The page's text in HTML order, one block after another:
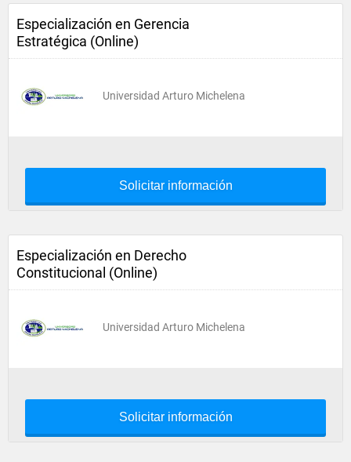
Especialización en Gerencia
Estratégica (Online)
Universidad Arturo Michelena
Solicitar información
Especialización en Derecho
Constitucional (Online)
Universidad Arturo Michelena
Solicitar información